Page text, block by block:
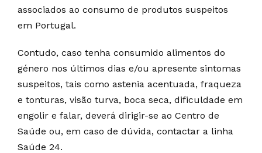
associados ao consumo de produtos suspeitos
em Portugal.
Contudo, caso tenha consumido alimentos do
género nos últimos dias e/ou apresente sintomas
suspeitos, tais como astenia acentuada, fraqueza
e tonturas, visão turva, boca seca, dificuldade em
engolir e falar, deverá dirigir-se ao Centro de
Saúde ou, em caso de dúvida, contactar a linha
Saúde 24.